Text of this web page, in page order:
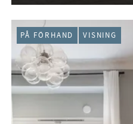
PÅ FÖRHAND VISNING